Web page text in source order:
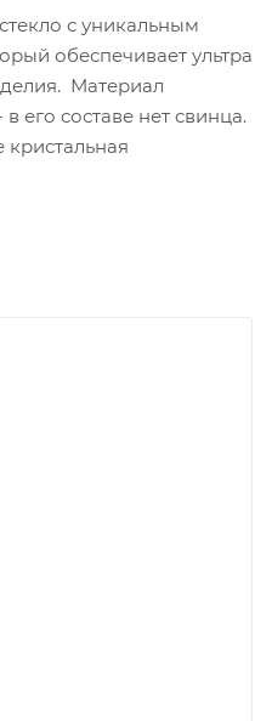
с уникальным
обеспечивает ультра
Материал
его составе нет свинца.
кристальная